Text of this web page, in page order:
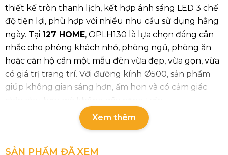
thiết kế tròn thanh lịch, kết hợp ánh sáng LED 3 chế
độ tiện lợi, phù hợp với nhiều nhu cầu sử dụng hằng
ngày. Tại 127 HOME, OPLH130 là lựa chọn đáng cân
nhắc cho phòng khách nhỏ, phòng ngủ, phòng ăn
hoặc căn hộ cần một mẫu đèn vừa đẹp, vừa gọn, vừa
có giá trị trang trí. Với đường kính Ø500, sản phẩm
giúp không gian sáng hơn, ấm hơn và có cảm giác
chỉn chu hơn mà không gây nặng trần.
Thông số chi tiết của sản phẩm
Xem thêm
SẢN PHẨM ĐÃ XEM